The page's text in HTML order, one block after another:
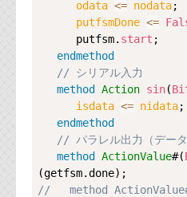
odata <= nodata;
putfsmDone <=
      putfsm.
start ;
endmethod
// シリアル入力
method
Action sin(
isdata <= nidata;
endmethod
// パラレル出力（データ
method
ActionValue#(
//   method